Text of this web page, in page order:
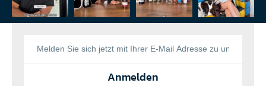
Anmelden